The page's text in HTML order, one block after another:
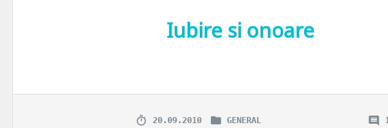
Iubire si onoare
Astazi este ziua marii premiere. Telenovela “Iubire si onoare” se lanseaza pe post. Scenariul
20.09.2010 GENERAL